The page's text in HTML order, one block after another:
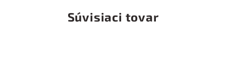
Súvisiaci tovar